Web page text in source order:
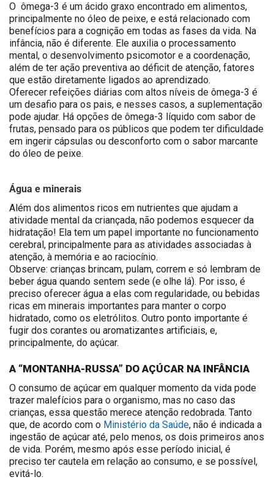
O ômega-3 é um ácido graxo encontrado em alimentos,
principalmente no óleo de peixe, e está relacionado com
benefícios para a cognição em todas as fases da vida. Na
infância, não é diferente. Ele auxilia o processamento
mental, o desenvolvimento psicomotor e a coordenação,
além de ter ação preventiva ao déficit de atenção, fatores
que estão diretamente ligados ao aprendizado.
Oferecer refeições diárias com altos níveis de ômega-3 é
um desafio para os pais, e nesses casos, a suplementação
pode ajudar. Há opções de ômega-3 líquido com sabor de
frutas, pensado para os públicos que podem ter dificuldade
em ingerir cápsulas ou desconforto com o sabor marcante
do óleo de peixe.
Água e minerais
Além dos alimentos ricos em nutrientes que ajudam a
atividade mental da criançada, não podemos esquecer da
hidratação! Ela tem um papel importante no funcionamento
cerebral, principalmente para as atividades associadas à
atenção, à memória e ao raciocínio.
Observe: crianças brincam, pulam, correm e só lembram de
beber água quando sentem sede (e olhe lá). Por isso, é
preciso oferecer água a elas com regularidade, ou bebidas
ricas em minerais importantes para manter o corpo
hidratado, como os eletrólitos. Outro ponto importante é
fugir dos corantes ou aromatizantes artificiais, e,
principalmente, do açúcar.
A “MONTANHA-RUSSA” DO AÇÚCAR NA INFÂNCIA
O consumo de açúcar em qualquer momento da vida pode
trazer malefícios para o organismo, mas no caso das
crianças, essa questão merece atenção redobrada. Tanto
que, de acordo com o Ministério da Saúde, não é indicada a
ingestão de açúcar até, pelo menos, os dois primeiros anos
de vida. Porém, mesmo após esse período inicial, é
preciso ter cautela em relação ao consumo, e se possível,
evitá-lo.